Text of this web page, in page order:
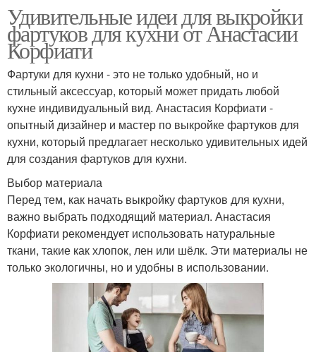
Удивительные идеи для выкройки
фартуков для кухни от Анастасии
Корфиати
Фартуки для кухни - это не только удобный, но и
стильный аксессуар, который может придать любой
кухне индивидуальный вид. Анастасия Корфиати -
опытный дизайнер и мастер по выкройке фартуков для
кухни, который предлагает несколько удивительных идей
для создания фартуков для кухни.
Выбор материала
Перед тем, как начать выкройку фартуков для кухни,
важно выбрать подходящий материал. Анастасия
Корфиати рекомендует использовать натуральные
ткани, такие как хлопок, лен или шёлк. Эти материалы не
только экологичны, но и удобны в использовании.